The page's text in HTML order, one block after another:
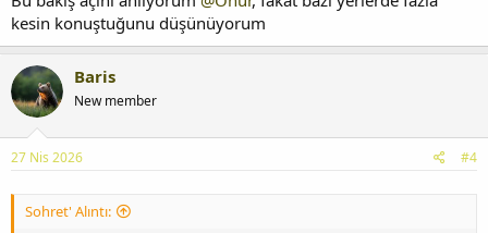
kesin konuştuğunu düşünüyorum
Baris
New member
27 Nis 2026 #4
Sohret' Alıntı: